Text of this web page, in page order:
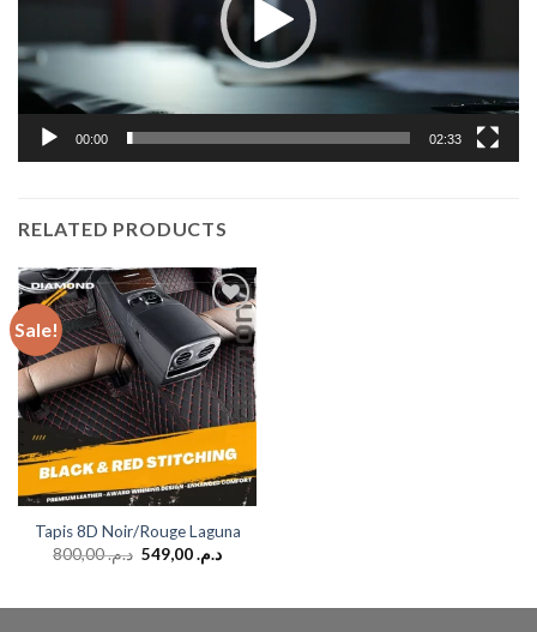
00:00 02:33
RELATED PRODUCTS
Sale!
Add to
wishlist
Tapis 8D Noir/Rouge Laguna
د.م.800,00 د.م.549,00